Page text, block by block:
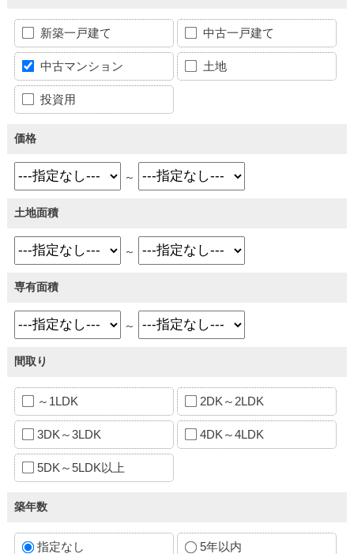
新築一戸建て 中古一戸建て
中古マンション 土地
投資用
価格
～
土地面積
～
専有面積
～
間取り
～1LDK 2DK～2LDK
3DK～3LDK 4DK～4LDK
5DK～5LDK以上
築年数
指定なし 5年以内